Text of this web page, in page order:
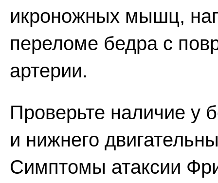
икроножных мышц,
переломе бедра с
артерии.
Проверьте наличие у
и нижнего
Симптомы атаксии